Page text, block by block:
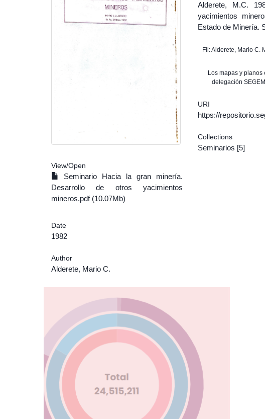
View/Open
Seminario Hacia la gran minería.
Desarrollo de otros yacimientos
mineros.pdf (10.07Mb)
Date
1982
Author
Alderete, Mario C.
Alderete, M.C.
yacimientos
Estado de Minería.
Fil: Alderete, Mario C.
Los mapas y
delegación
URI
https://
Collections
Seminarios [5]